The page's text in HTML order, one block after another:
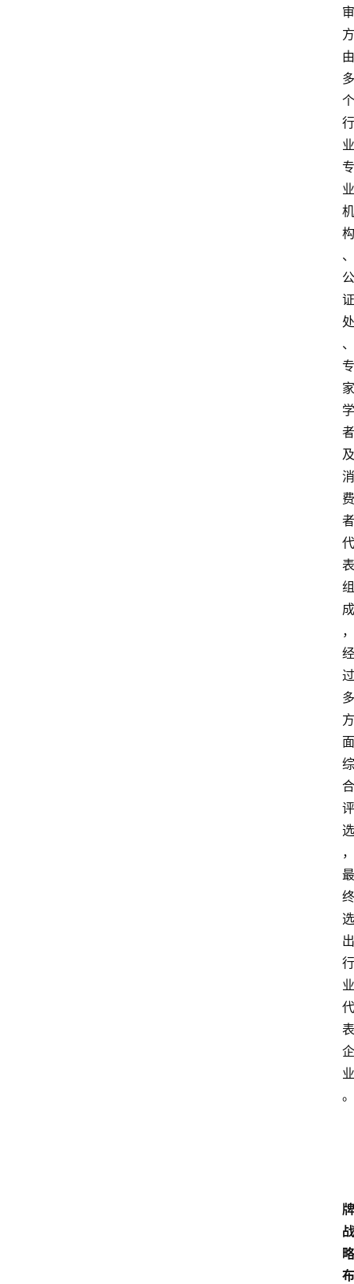
审
方
由
多
个
行
业
专
业
机
构
、
公
证
处
、
专
家
学
者
及
消
费
者
代
表
组
成
，
经
过
多
方
面
综
合
评
选
，
最
终
选
出
行
业
代
表
企
业
。
牌
战
略
布